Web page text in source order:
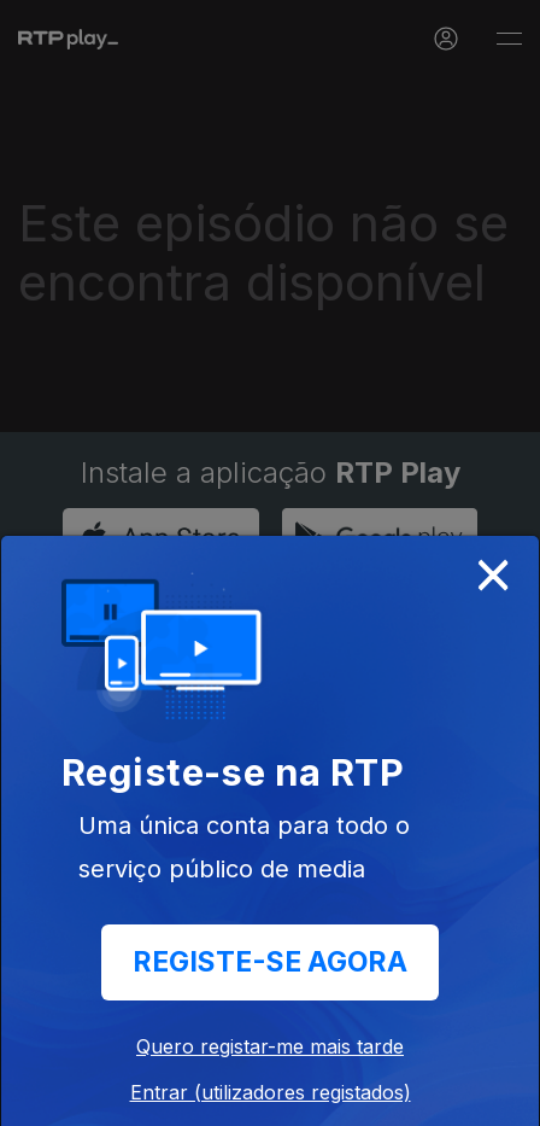
Este episódio não se
encontra disponível
Instale a aplicação RTP Play
Disponível para iOS, Android, Apple TV, Android TV e
CarPlay
×
Registe-se na RTP
Uma única conta para todo o
serviço público de media
REGISTE-SE AGORA
Quero registar-me mais tarde
Entrar (utilizadores registados)